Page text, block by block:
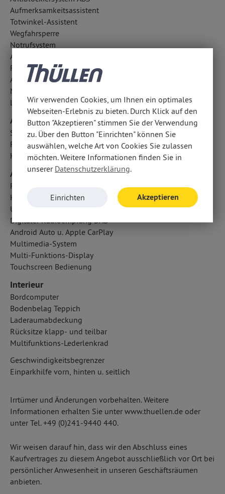
Aufmerksamkeitsassistent
Totwinkel-Assistent
Wegfahrsperre
Notrufsystem
Außentemperatur Anzeige
Regensensor
Antriebsschlupfregelung ASR
Notbremsassistent
LED-Tagfahrlicht
Airbags
Seitenairbag vorn
Fahrer- /Beifahrerairbag
Kopfairbag vorn und hinten
Audio & Kommunikation
Radio
Handyvorbereitung Bluetooth
USB Anschluss, Bluetooth Audiostreaming
Digitaler Radioempfang DAB
Android Auto u. Apple CarPlay
Multimedia-System
Multi-Funktions-Display
Touchscreen Bedienung
Interieur
Bordcomputer
Bodenbelag Teppich
Laderaumabdeckung
Rücksitze klapp- und teilbar
Multifunktions-Lederlenkrad
Geschwindigkeitsbegrenzer
Einparkhilfe vorn, hinten u. seitlich
Irrtümer und Änderungen vorbehalten. Weitere
Informationen erhalten Sie unter www.thuellen.de oder
unter Tel. +49 (0)241-9440 440.
Wir weisen darauf hin, dass wir den Abschluss eines
Kaufvertrages zu diesem Angebot ausschließlich vor Ort bei
persönlicher Anwesenheit in unseren Geschäftsräumen
anbieten.
Wir verwenden Cookies, um Ihnen ein optimales
Webseiten-Erlebnis zu bieten. Durch Klick auf den
Button "Akzeptieren" stimmen Sie der Verwendung
zu. Über den Button "Einrichten" können Sie
auswählen, welche Art von Cookies Sie zulassen
möchten. Weitere Informationen finden Sie in
unserer Datenschutzerklärung.
Einrichten Akzeptieren